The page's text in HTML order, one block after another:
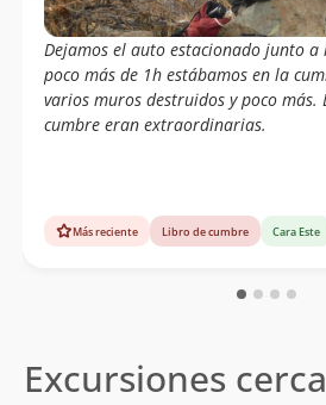
Dejamos el auto estacionado junto a
poco más de 1h estábamos en la
varios muros destruidos y poco más.
cumbre eran extraordinarias.
Más reciente Libro de cumbre Cara Este
Excursiones